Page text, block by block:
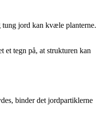
tung jord kan kvæle planterne.
tegn på, at strukturen kan
binder det jordpartiklerne